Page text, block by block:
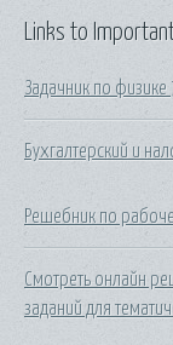
Links to
Задачник по физике
Бухгалтерский и
Решебник по
Смотреть онлайн
заданий для